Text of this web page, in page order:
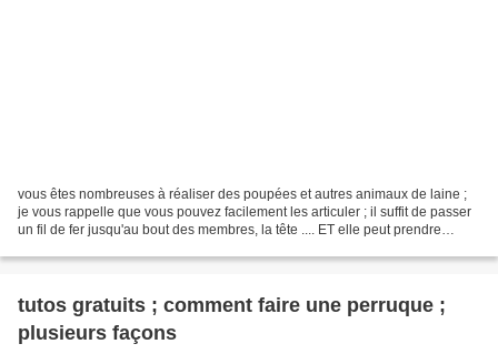
vous êtes nombreuses à réaliser des poupées et autres animaux de laine ;
je vous rappelle que vous pouvez facilement les articuler ; il suffit de passer
un fil de fer jusqu'au bout des membres, la tête .... ET elle peut prendre
tutos gratuits ; comment faire une perruque ;
plusieurs façons